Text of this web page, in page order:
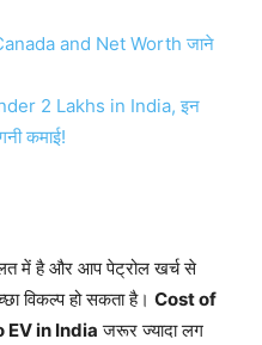
and Net Worth जाने
2 Lakhs in India, इन
कमाई!
में है और आप पेट्रोल खर्च से
विकल्प हो सकता है। Cost of
in India जरूर ज्यादा लग